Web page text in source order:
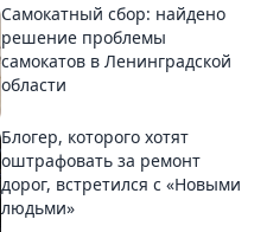
Самокатный сбор: найдено
решение проблемы
самокатов в Ленинградской
области
Блогер, которого хотят
оштрафовать за ремонт
дорог, встретился с «Новыми
людьми»